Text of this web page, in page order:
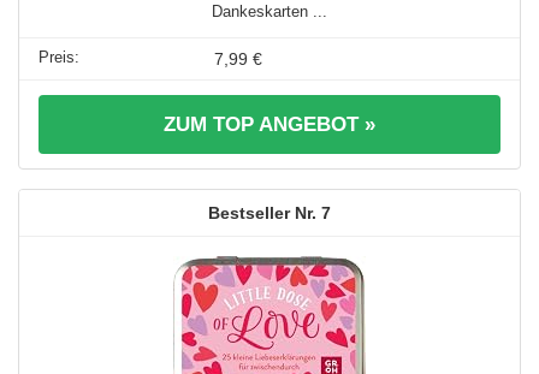
Dankeskarten ...
7,99 €
ZUM TOP ANGEBOT »
7